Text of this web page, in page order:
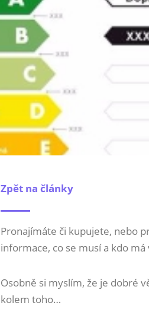
Zpět na články
Pronajímáte či kupujete, nebo
informace, co se musí a kdo
Osobně si myslím, že je dobré
kolem toho…